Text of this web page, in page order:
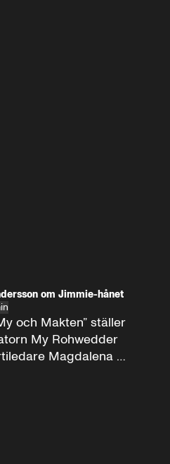
om Jimmie-hånet
och Makten” ställer
My Rohwedder
Magdalena